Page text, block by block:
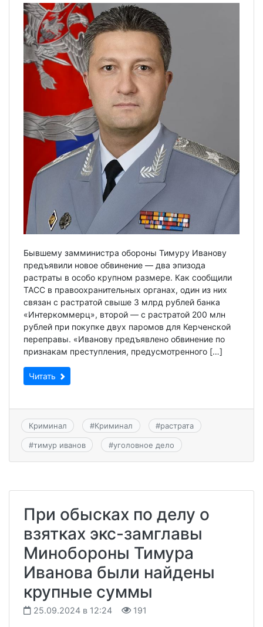
Бывшему замминистра обороны Тимуру Иванову
предъявили новое обвинение — два эпизода
растраты в особо крупном размере. Как сообщили
ТАСС в правоохранительных органах, один из них
связан с растратой свыше 3 млрд рублей банка
«Интеркоммерц», второй — с растратой 200 млн
рублей при покупке двух паромов для Керченской
переправы. «Иванову предъявлено обвинение по
признакам преступления, предусмотренного […]
Читать
Криминал #Криминал #растрата
#тимур иванов #уголовное дело
При обысках по делу о
взятках экс-замглавы
Минобороны Тимура
Иванова были найдены
крупные суммы
25.09.2024 в 12:24 191